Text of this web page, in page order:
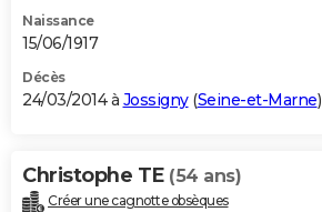
Naissance
15/06/1917
Décès
24/03/2014 à Jossigny(Seine-et-Marne)
Christophe TE (54 ans)
Créer une cagnotte obsèques